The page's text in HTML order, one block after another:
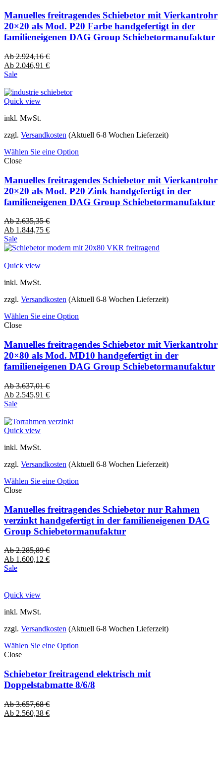
Manuelles freitragendes Schiebetor mit Vierkantrohr
20×20 als Mod. P20 Farbe handgefertigt in der
familieneigenen DAG Group Schiebetormanufaktur
Ab2.924,16€
Ab 2.046,91 €
Sale
Quick view
inkl. MwSt.
zzgl. Versandkosten (Aktuell 6-8 Wochen Lieferzeit)
Wählen Sie eine Option
Close
Manuelles freitragendes Schiebetor mit Vierkantrohr
20×20 als Mod. P20 Zink handgefertigt in der
familieneigenen DAG Group Schiebetormanufaktur
Ab2.635,35€
Ab 1.844,75 €
Sale
Quick view
inkl. MwSt.
zzgl. Versandkosten (Aktuell 6-8 Wochen Lieferzeit)
Wählen Sie eine Option
Close
Manuelles freitragendes Schiebetor mit Vierkantrohr
20×80 als Mod. MD10 handgefertigt in der
familieneigenen DAG Group Schiebetormanufaktur
Ab3.637,01€
Ab 2.545,91 €
Sale
Quick view
inkl. MwSt.
zzgl. Versandkosten (Aktuell 6-8 Wochen Lieferzeit)
Wählen Sie eine Option
Close
Manuelles freitragendes Schiebetor nur Rahmen
verzinkt handgefertigt in der familieneigenen DAG
Group Schiebetormanufaktur
Ab2.285,89€
Ab 1.600,12 €
Sale
Quick view
inkl. MwSt.
zzgl. Versandkosten (Aktuell 6-8 Wochen Lieferzeit)
Wählen Sie eine Option
Close
Schiebetor freitragend elektrisch mit
Doppelstabmatte 8/6/8
Ab3.657,68€
Ab 2.560,38 €